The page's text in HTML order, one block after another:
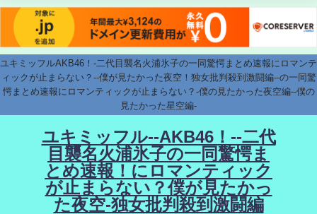
ユキミッフルAKB46！-二代目襲名火浦氷子の一同驚愕まとめ速報にロマンテ
ィックが止まらない？--僕が見たかった夜空！独女批判殺到激闘編--の一同驚
愕まとめ速報にロマンティックが止まらない？-僕の見たかった夜空編--僕の
見たかった星空編-
ユキミッフル--AKB46！--二代
目襲名火浦氷子の一同驚愕ま
とめ速報！にロマンティック
が止まらない？僕が見たかっ
た夜空-独女批判殺到激闘編